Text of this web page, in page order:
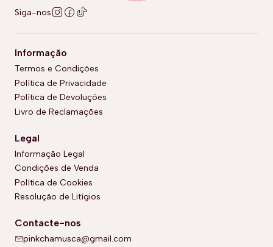
Siga-nos
Informação
Termos e Condições
Política de Privacidade
Política de Devoluções
Livro de Reclamações
Legal
Informação Legal
Condições de Venda
Política de Cookies
Resolução de Litígios
Contacte-nos
pinkchamusca@gmail.com